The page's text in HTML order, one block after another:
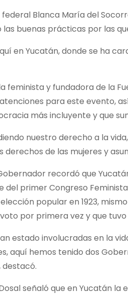
Blanca María del
buenas prácticas por las
en Yucatán, donde se ha
feminista y fundadora de la
para este evento,
más incluyente y que
nuestro derecho a la
derechos de las mujeres y
recordó que
del primer Congreso
popular en 1923,
por primera vez y que
estado involucradas en la
aquí hemos tenido dos
destacó.
señaló que en Yucatán